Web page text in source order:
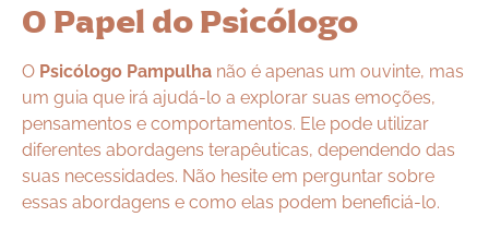
O Papel do Psicólogo
O Psicólogo Pampulha não é apenas um ouvinte, mas
um guia que irá ajudá-lo a explorar suas emoções,
pensamentos e comportamentos. Ele pode utilizar
diferentes abordagens terapêuticas, dependendo das
suas necessidades. Não hesite em perguntar sobre
essas abordagens e como elas podem beneficiá-lo.